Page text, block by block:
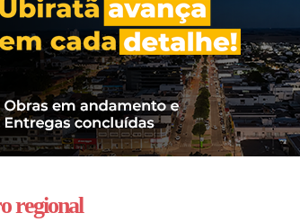
regional